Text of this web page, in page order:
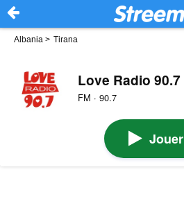
Albania > Tirana
Love Radio 90.7
FM · 90.7
Jouer